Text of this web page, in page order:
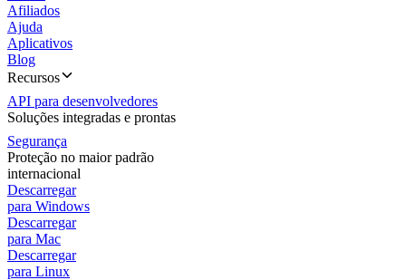
Afiliados
Ajuda
Aplicativos
Blog
Recursos
API para desenvolvedores
Soluções integradas e prontas
Segurança
Proteção no maior padrão
internacional
Descarregar
para Windows
Descarregar
para Mac
Descarregar
para Linux